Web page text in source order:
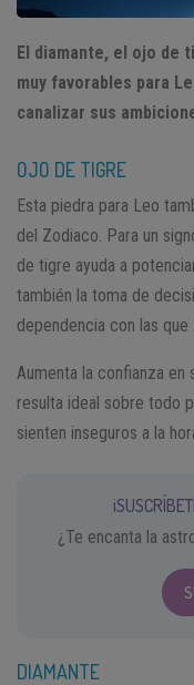
El diamante, el ojo de
muy favorables para
canalizar sus
OJO DE TIGRE
Esta piedra para Leo
del Zodiaco. Para un
de tigre ayuda a
también la toma de
dependencia con las
Aumenta la confianza
resulta ideal sobre todo
sienten inseguros a la
¿Te encanta la
DIAMANTE